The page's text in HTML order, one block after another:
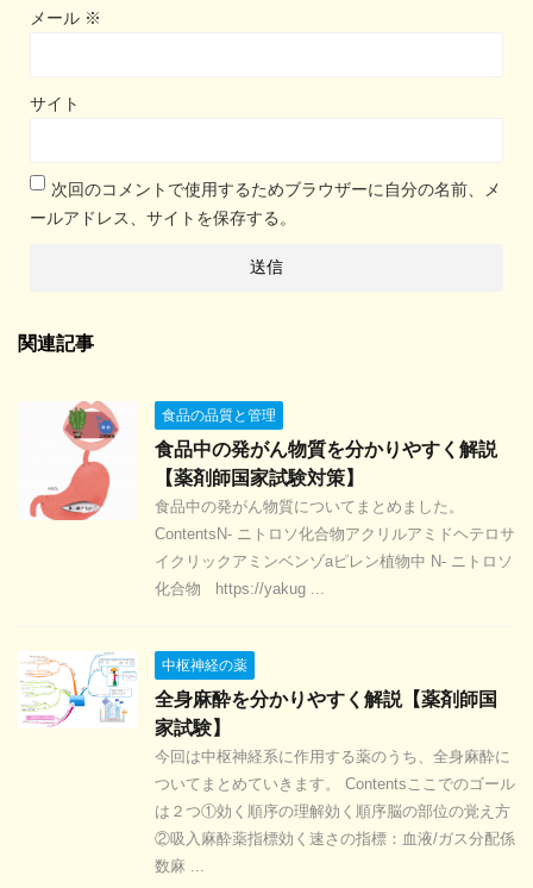
メール ※
サイト
次回のコメントで使用するためブラウザーに自分の名前、メ
ールアドレス、サイトを保存する。
関連記事
食品の品質と管理
食品中の発がん物質を分かりやすく解説
【薬剤師国家試験対策】
食品中の発がん物質についてまとめました。
ContentsN- ニトロソ化合物アクリルアミドヘテロサ
イクリックアミンベンゾaピレン植物中 N- ニトロソ
化合物 https://yakug ...
中枢神経の薬
全身麻酔を分かりやすく解説【薬剤師国
家試験】
今回は中枢神経系に作用する薬のうち、全身麻酔に
ついてまとめていきます。 Contentsここでのゴール
は２つ①効く順序の理解効く順序脳の部位の覚え方
②吸入麻酔薬指標効く速さの指標：血液/ガス分配係
数麻 ...